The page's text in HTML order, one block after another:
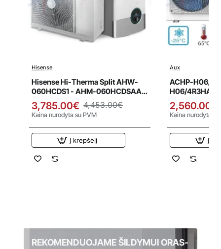
Išpardavimas
Hisense
Hisense Hi-Therma Split AHW-
060HCDS1 - AHM-060HCDSAA
6.0 kW oras-vanduo šilumos
siurblys
3,785.00€ 4,453.00€
Kaina nurodyta su PVM
Į krepšelį
Aux
ACHP-H06/
H06/4R3HA-
oras-vanduo
2,560.00€
Kaina nurodyta
Į
REKOMENDUOJAME ŠILDYMUI ORAS-